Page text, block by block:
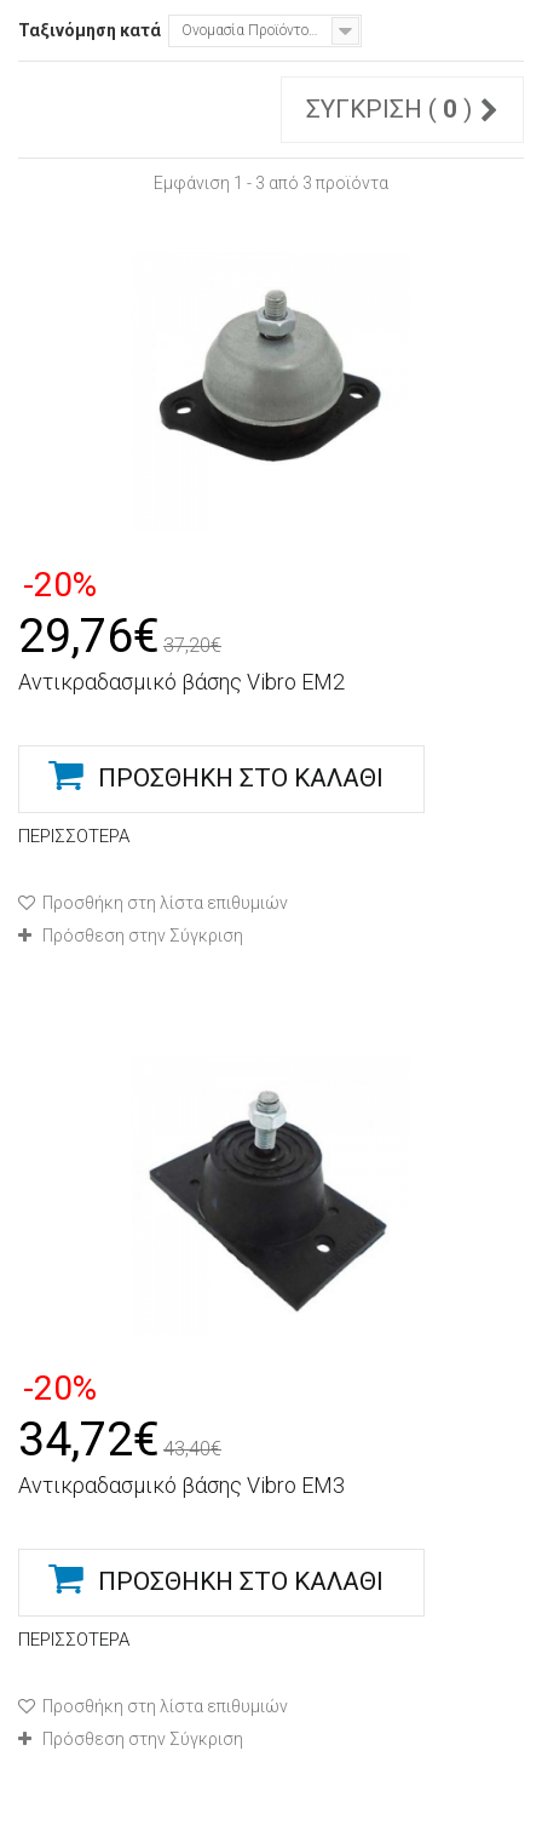
Ταξινόμηση κατά Ονομασία Προϊόντος: Α έως το Ω
ΣΎΓΚΡΙΣΗ ( 0 )
Εμφάνιση 1 - 3 από 3 προϊόντα
-20%
29,76€ 37,20€
Αντικραδασμικό βάσης Vibro EM2
ΠΡΟΣΘΉΚΗ ΣΤΟ ΚΑΛΆΘΙ
ΠΕΡΙΣΣΌΤΕΡΑ
Προσθήκη στη λίστα επιθυμιών
Πρόσθεση στην Σύγκριση
-20%
34,72€ 43,40€
Αντικραδασμικό βάσης Vibro EM3
ΠΡΟΣΘΉΚΗ ΣΤΟ ΚΑΛΆΘΙ
ΠΕΡΙΣΣΌΤΕΡΑ
Προσθήκη στη λίστα επιθυμιών
Πρόσθεση στην Σύγκριση